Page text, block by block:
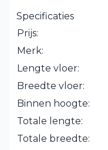
Specificaties
Prijs:
Merk:
Lengte vloer:
Breedte vloer:
Binnen hoogte:
Totale lengte:
Totale breedte: